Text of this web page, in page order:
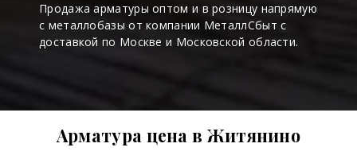
Продажа арматуры оптом и в розницу напрямую
с металлобазы от компании МеталлСбыт с
доставкой по Москве и Московской области.
Арматура цена в Житянино